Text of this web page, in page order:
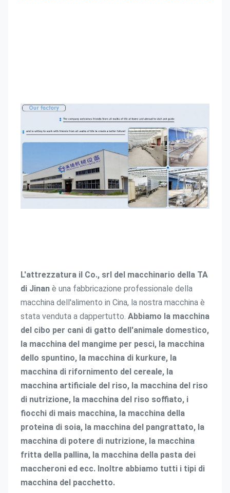
L'attrezzatura il Co., srl del macchinario della TA
di Jinan è una fabbricazione professionale della
macchina dell'alimento in Cina, la nostra macchina è
stata venduta a dappertutto. Abbiamo la macchina
del cibo per cani di gatto dell'animale domestico,
la macchina del mangime per pesci, la macchina
dello spuntino, la macchina di kurkure, la
macchina di rifornimento del cereale, la
macchina artificiale del riso, la macchina del riso
di nutrizione, la macchina del riso soffiato, i
fiocchi di mais macchina, la macchina della
proteina di soia, la macchina del pangrattato, la
macchina di potere di nutrizione, la macchina
fritta della pallina, la macchina della pasta dei
maccheroni ed ecc. Inoltre abbiamo tutti i tipi di
macchina del pacchetto.